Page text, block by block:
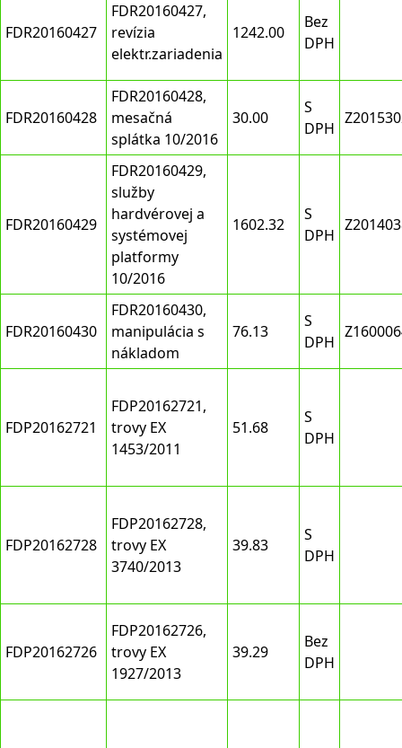
FDR20160427
FDR20160427,
revízia
elektr.zariadenia
1242.00
Bez
DPH
FDR20160428
FDR20160428,
mesačná
splátka 10/2016
30.00
S
DPH
FDR20160429
FDR20160429,
služby
hardvérovej a
systémovej
platformy
10/2016
1602.32
S
DPH
FDR20160430
FDR20160430,
manipulácia s
nákladom
76.13
S
DPH
FDP20162721
FDP20162721,
trovy EX
1453/2011
51.68
S
DPH
FDP20162728
FDP20162728,
trovy EX
3740/2013
39.83
S
DPH
FDP20162726
FDP20162726,
trovy EX
1927/2013
39.29
Bez
DPH